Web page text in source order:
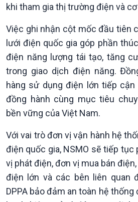
khi tham gia thị trường điện và cơ
Việc ghi nhận cột mốc đầu tiên
lưới điện quốc gia góp phần
điện năng lượng tái tạo, tăng
trong giao dịch điện năng.
hàng sử dụng điện lớn tiếp cận
đồng hành cùng mục tiêu
bền vững của Việt Nam.
Với vai trò đơn vị vận hành hệ
điện quốc gia, NSMO sẽ tiếp tục
vị phát điện, đơn vị mua bán
điện lớn và các bên liên quan
DPPA bảo đảm an toàn hệ thống